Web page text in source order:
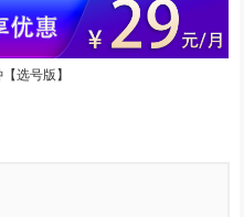
选号版】